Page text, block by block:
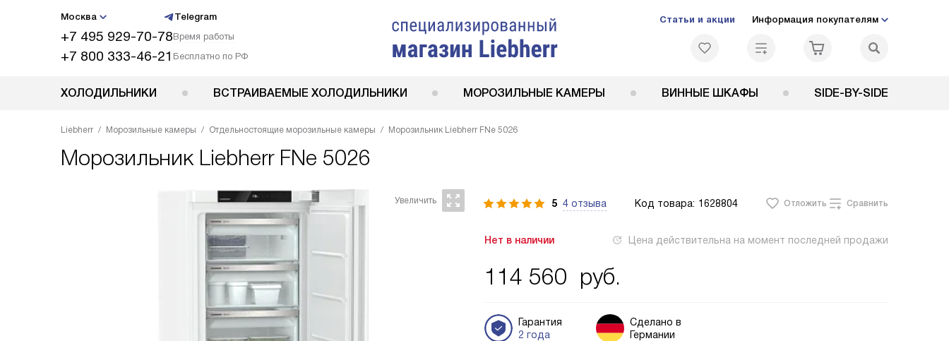
Москва Telegram
+7 495 929-70-78Время работы
+7 800 333-46-21 Бесплатно по РФ
Статьи и акции Информация покупателям
ХОЛОДИЛЬНИКИ ВСТРАИВАЕМЫЕ ХОЛОДИЛЬНИКИ МОРОЗИЛЬНЫЕ КАМЕРЫ ВИННЫЕ ШКАФЫ SIDE-BY-SIDE
Liebherr Морозильные камеры Отдельностоящие морозильные камеры Морозильник Liebherr FNe 5026
Морозильник Liebherr FNe 5026
5 4 отзыва Код товара: 1628804 Отложить Сравнить
Нет в наличии Цена действительна на момент последней продажи
114 560 руб.
Гарантия
2 года
Сделано в
Германии